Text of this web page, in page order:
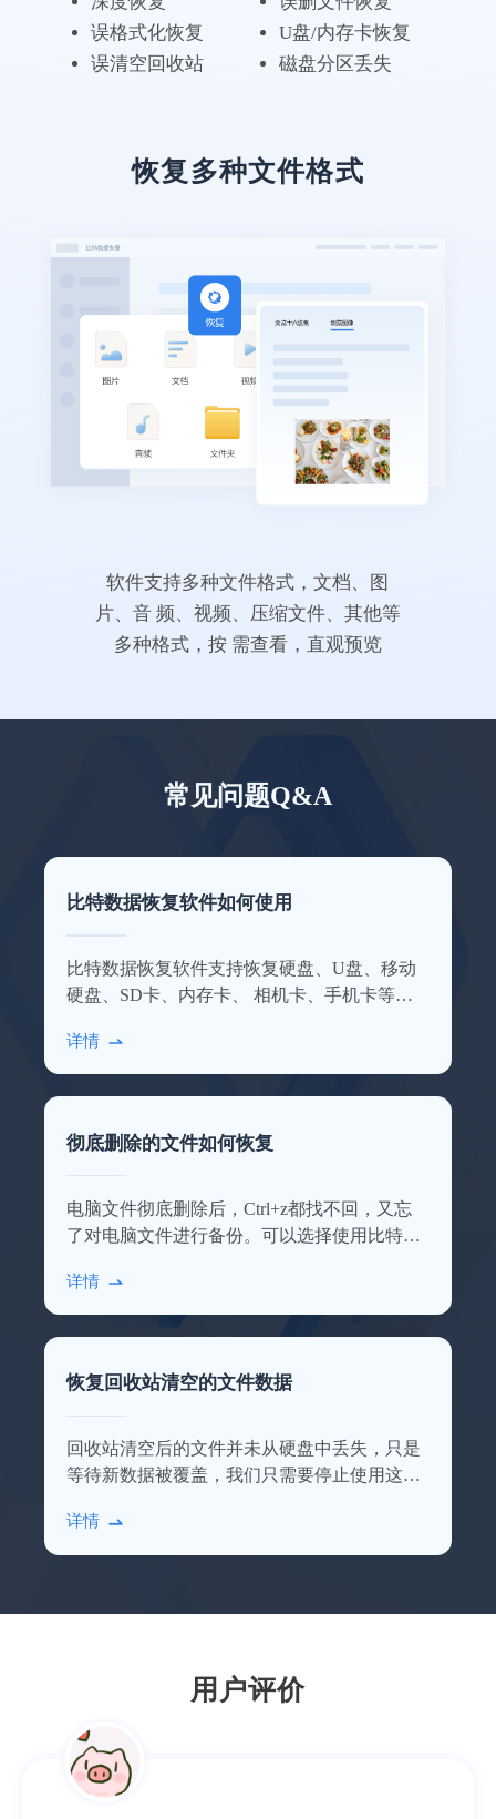
误格式化恢复
U盘/内存卡恢复
误清空回收站
磁盘分区丢失
恢复多种文件格式
软件支持多种文件格式，文档、图
片、音 频、视频、压缩文件、其他等
多种格式，按 需查看，直观预览
常见问题Q&A
比特数据恢复软件如何使用
比特数据恢复软件支持恢复硬盘、U盘、移动
硬盘、SD卡、内存卡、 相机卡、手机卡等多
详情
彻底删除的文件如何恢复
电脑文件彻底删除后，Ctrl+z都找不回，又忘
了对电脑文件进行备份。可以选择使用比特数
单。
详情
恢复回收站清空的文件数据
回收站清空后的文件并未从硬盘中丢失，只是
等待新数据被覆盖，我们只需要停止使用这块
可。
详情
用户评价
电脑无备份，还好有比
专业级的数据恢复软件果然不一样，这次体
验很不错，客服有耐心，回答问题也很仔
万友斤万
没想到恢复效果这么好
上的数据，我的毕业照片都恢复回来了~特此
来点赞一下这个数据恢复软件。
這婆外心
恢复回来，误删或清空回收站再也不慌了，
Amla_Tustiz
本人上了年纪了，不太会操作，专业老师们
远程指导，最后也恢复回来了，十分感谢！
施英
软件实用，数据很完整
亲身实践，在同类软件中肯定是TOP级别